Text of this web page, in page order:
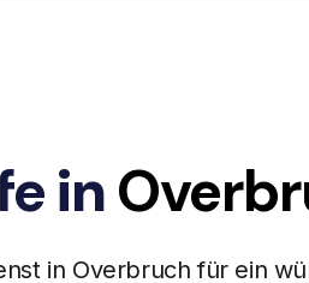
in
in Overbruch für ein